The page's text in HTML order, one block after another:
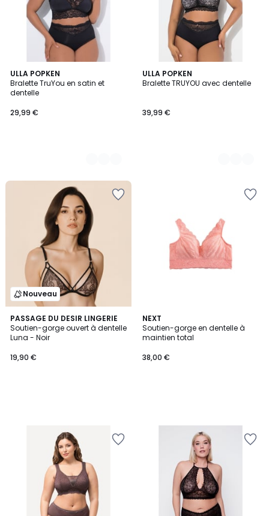
ULLA POPKEN
Bralette TruYou en satin et
dentelle
29,99 €
3
Couleurs
ULLA POPKEN
Bralette TRUYOU avec dentelle
39,99 €
2
Couleurs
Nouveau
PASSAGE DU DESIR LINGERIE
Soutien-gorge ouvert à dentelle
Luna - Noir
19,90 €
NEXT
Soutien-gorge en dentelle à
maintien total
38,00 €